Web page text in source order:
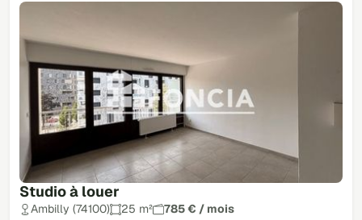
Studio à louer
Ambilly (74100) 25 m²
785 € / mois